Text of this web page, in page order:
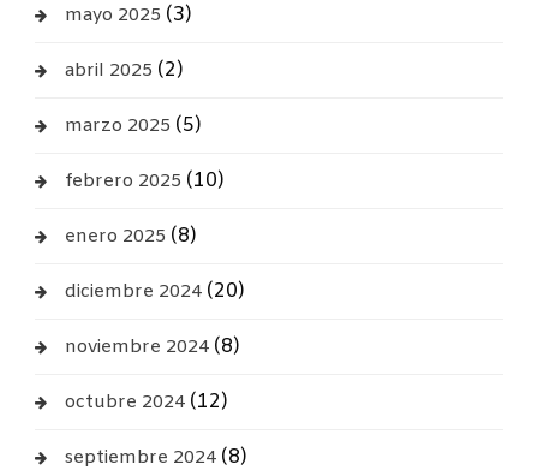
mayo 2025 (3)
abril 2025 (2)
marzo 2025 (5)
febrero 2025 (10)
enero 2025 (8)
diciembre 2024(20)
noviembre 2024(8)
octubre 2024(12)
septiembre 2024(8)